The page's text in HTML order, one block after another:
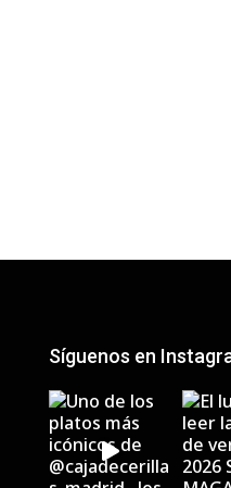
Síguenos en